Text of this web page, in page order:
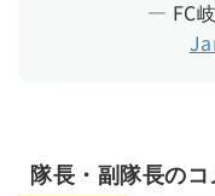
— FC
隊長・副隊長のコ